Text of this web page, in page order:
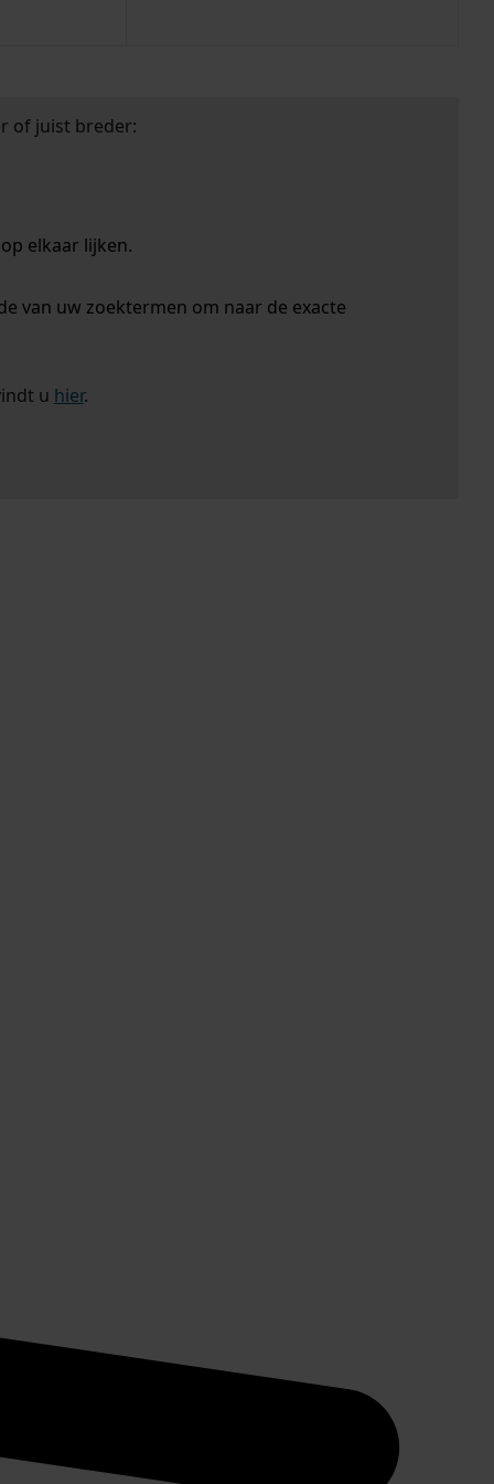
of juist breder:
elkaar lijken.
van uw zoektermen om naar de exacte
u hier.